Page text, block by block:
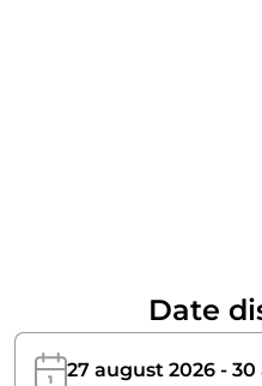
Date
27 august 2026 -